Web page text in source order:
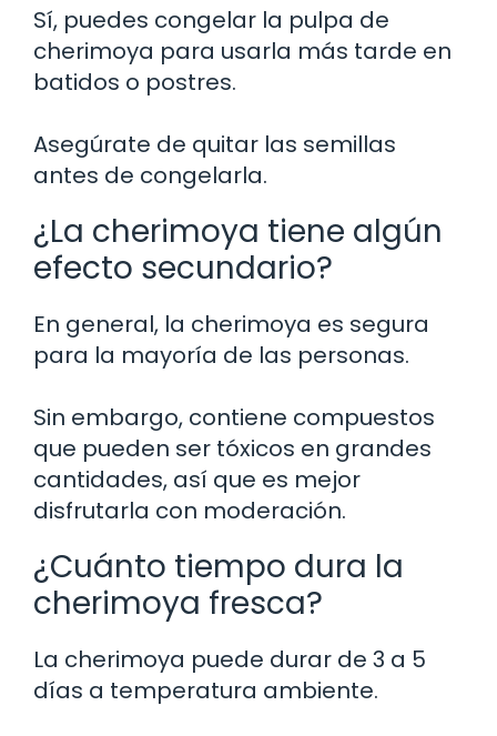
Sí, puedes congelar la pulpa de
cherimoya para usarla más tarde en
batidos o postres.
Asegúrate de quitar las semillas
antes de congelarla.
¿La cherimoya tiene algún
efecto secundario?
En general, la cherimoya es segura
para la mayoría de las personas.
Sin embargo, contiene compuestos
que pueden ser tóxicos en grandes
cantidades, así que es mejor
disfrutarla con moderación.
¿Cuánto tiempo dura la
cherimoya fresca?
La cherimoya puede durar de 3 a 5
días a temperatura ambiente.